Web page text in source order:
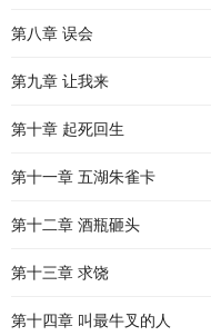
第八章 误会
第九章 让我来
第十章 起死回生
第十一章 五湖朱雀卡
第十二章 酒瓶砸头
第十三章 求饶
第十四章 叫最牛叉的人